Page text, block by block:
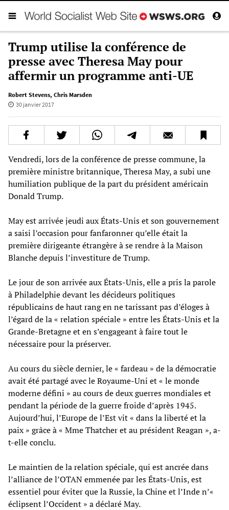
Trump utilise la conférence de
presse avec Theresa May pour
affermir un programme anti-UE
Robert Stevens, Chris Marsden
30 janvier 2017
Vendredi, lors de la conférence de presse commune, la
première ministre britannique, Theresa May, a subi une
humiliation publique de la part du président américain
Donald Trump.
May est arrivée jeudi aux États-Unis et son gouvernement
a saisi l’occasion pour fanfaronner qu’elle était la
première dirigeante étrangère à se rendre à la Maison
Blanche depuis l’investiture de Trump.
Le jour de son arrivée aux États-Unis, elle a pris la parole
à Philadelphie devant les décideurs politiques
républicains de haut rang en ne tarissant pas d’éloges à
l’égard de la « relation spéciale » entre les États-Unis et la
Grande-Bretagne et en s’engageant à faire tout le
nécessaire pour la préserver.
Au cours du siècle dernier, le « fardeau » de la démocratie
avait été partagé avec le Royaume-Uni et « le monde
moderne défini » au cours de deux guerres mondiales et
pendant la période de la guerre froide d’après 1945.
Aujourd’hui, l’Europe de l’Est vit « dans la liberté et la
paix » grâce à « Mme Thatcher et au président Reagan », a-
t-elle conclu.
Le maintien de la relation spéciale, qui est ancrée dans
l’alliance de l’OTAN emmenée par les États-Unis, est
essentiel pour éviter que la Russie, la Chine et l’Inde n’«
éclipsent l’Occident » a déclaré May.